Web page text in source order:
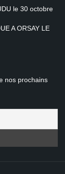
le 30 octobre
A ORSAY LE
nos prochains